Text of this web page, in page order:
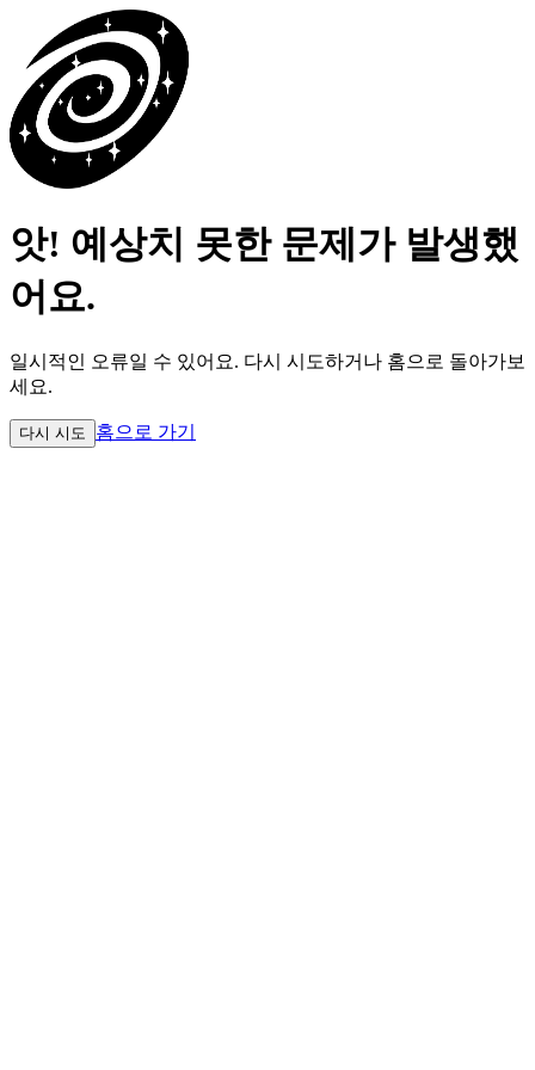
앗! 예상치 못한 문제가 발생했
어요.
일시적인 오류일 수 있어요. 다시 시도하거나 홈으로 돌아가보
세요.
다시 시도 홈으로 가기